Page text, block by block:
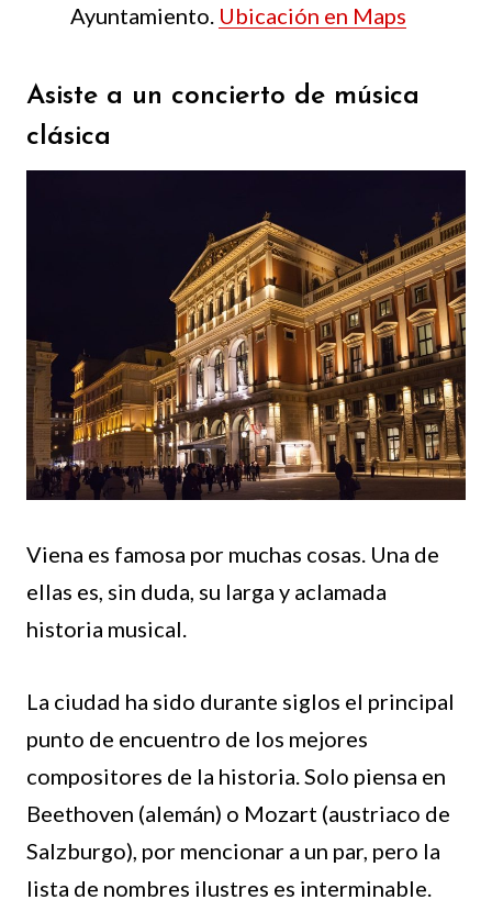
Ayuntamiento. Ubicación en Maps
Asiste a un concierto de música
clásica
Viena es famosa por muchas cosas. Una de
ellas es, sin duda, su larga y aclamada
historia musical.
La ciudad ha sido durante siglos el principal
punto de encuentro de los mejores
compositores de la historia. Solo piensa en
Beethoven (alemán) o Mozart (austriaco de
Salzburgo), por mencionar a un par, pero la
lista de nombres ilustres es interminable.